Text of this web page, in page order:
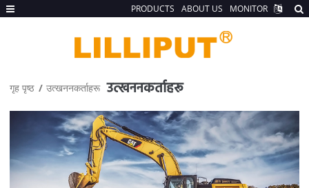
उत्खननकर्ताहरू
गृह पृष्ठ उत्खननकर्ताहरू
PRODUCTS ABOUT US MONITOR